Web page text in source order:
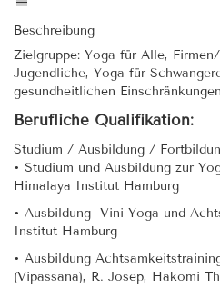
Beschreibung
Zielgruppe: Yoga für Alle,
Jugendliche, Yoga für
gesundheitlichen Einschränkungen
Berufliche Qualifikation:
Studium / Ausbildung /
• Studium und Ausbildung zur
Himalaya Institut Hamburg
• Ausbildung Vini-Yoga und
Institut Hamburg
• Ausbildung
(Vipassana), R. Josep, Hakomi